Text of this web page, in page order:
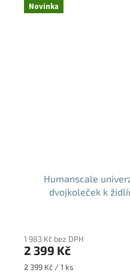
Novinka
Humanscale
dvojkoleček k
1 983 Kč bez DPH
2 399 Kč
Měrná
2 399 Kč / 1 ks